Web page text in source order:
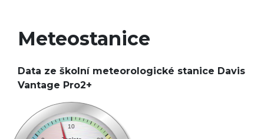
Meteostanice
Data ze školní meteorologické stanice Davis
Vantage Pro2+